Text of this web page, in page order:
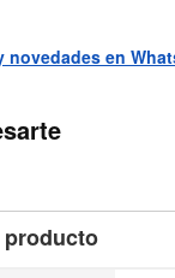
novedades en